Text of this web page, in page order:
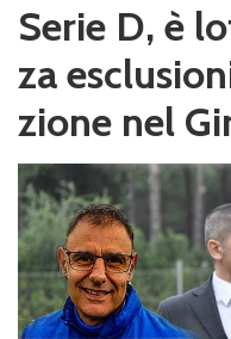
Serie D, è
za
zione nel